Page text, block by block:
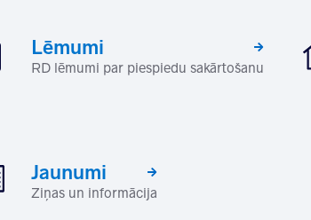
Lēmumi
RD lēmumi par piespiedu sakārtošanu
Jaunumi
Ziņas un informācija